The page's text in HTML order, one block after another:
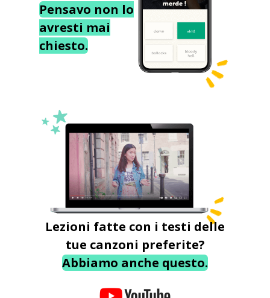
Pensavo non lo
avresti mai
chiesto.
Lezioni fatte con i testi delle
tue canzoni preferite?
Abbiamo anche questo.